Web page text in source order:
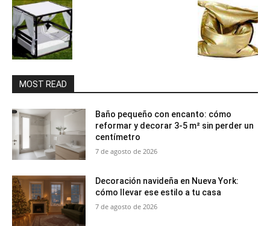
MOST READ
Baño pequeño con encanto: cómo
reformar y decorar 3-5 m² sin perder un
centímetro
7 de agosto de 2026
Decoración navideña en Nueva York:
cómo llevar ese estilo a tu casa
7 de agosto de 2026